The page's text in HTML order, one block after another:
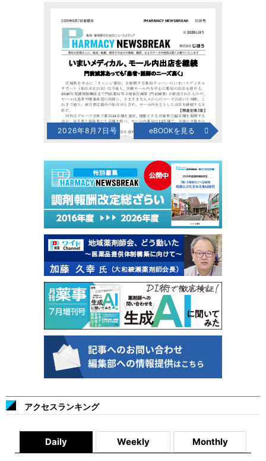
2026年8月7日号 eBOOKを見る
アクセスランキング
Daily Weekly Monthly